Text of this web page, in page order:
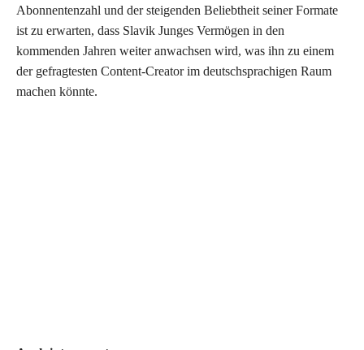
Abonnentenzahl und der steigenden Beliebtheit seiner Formate
ist zu erwarten, dass Slavik Junges Vermögen in den
kommenden Jahren weiter anwachsen wird, was ihn zu einem
der gefragtesten Content-Creator im deutschsprachigen Raum
machen könnte.